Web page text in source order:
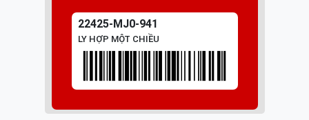
Tài khoản
22425-MJ0-941
LY HỢP MỘT CHIỀU